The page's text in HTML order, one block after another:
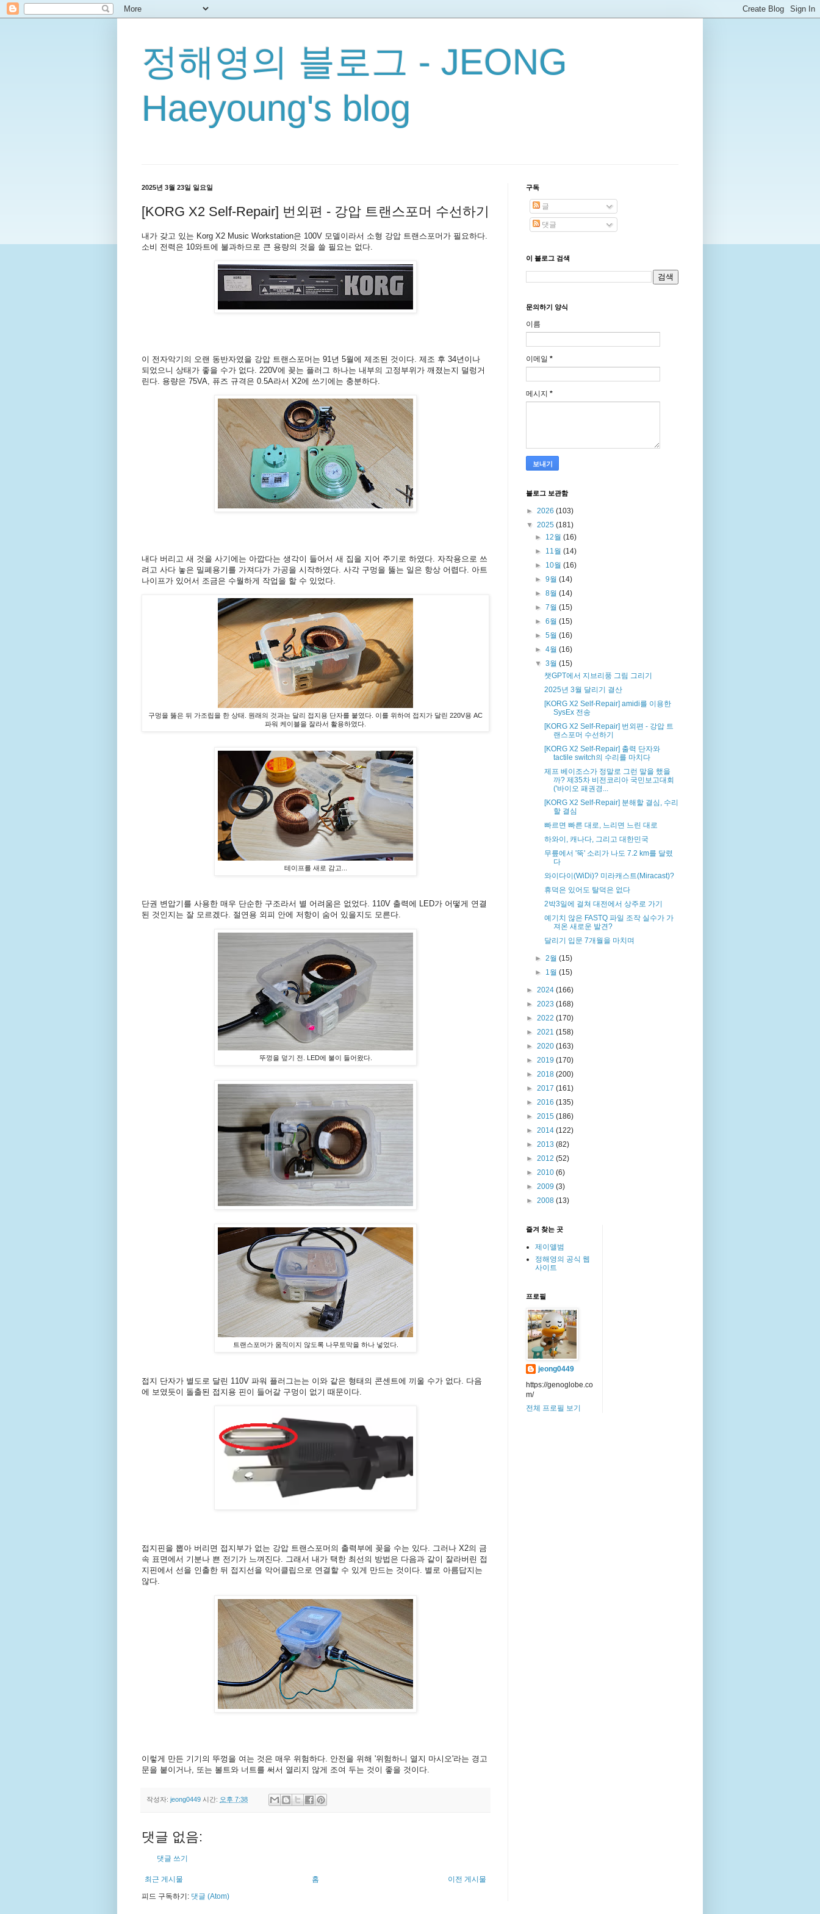
정해영의 블로그 - JEONG
Haeyoung's blog
2025년 3월 23일 일요일
[KORG X2 Self-Repair] 번외편 - 강압 트랜스포머 수선하기
내가 갖고 있는 Korg X2 Music Workstation은 100V 모델이라서 소형 강압 트랜스포머가 필요하다.
소비 전력은 10와트에 불과하므로 큰 용량의 것을 쓸 필요는 없다.
이 전자악기의 오랜 동반자였을 강압 트랜스포머는 91년 5월에 제조된 것이다. 제조 후 34년이나
되었으니 상태가 좋을 수가 없다. 220V에 꽂는 플러그 하나는 내부의 고정부위가 깨졌는지 덜렁거
린다. 용량은 75VA, 퓨즈 규격은 0.5A라서 X2에 쓰기에는 충분하다.
내다 버리고 새 것을 사기에는 아깝다는 생각이 들어서 새 집을 지어 주기로 하였다. 자작용으로 쓰
려고 사다 놓은 밀폐용기를 가져다가 가공을 시작하였다. 사각 구멍을 뚫는 일은 항상 어렵다. 아트
나이프가 있어서 조금은 수월하게 작업을 할 수 있었다.
구멍을 뚫은 뒤 가조립을 한 상태. 원래의 것과는 달리 접지용 단자를 붙였다. 이를 위하여 접지가 달린 220V용 AC
파워 케이블을 잘라서 활용하였다.
테이프를 새로 감고...
단권 변압기를 사용한 매우 단순한 구조라서 별 어려움은 없었다. 110V 출력에 LED가 어떻게 연결
된 것인지는 잘 모르겠다. 절연용 외피 안에 저항이 숨어 있을지도 모른다.
뚜껑을 덮기 전. LED에 불이 들어왔다.
트랜스포머가 움직이지 않도록 나무토막을 하나 넣었다.
접지 단자가 별도로 달린 110V 파워 플러그는는 이와 같은 형태의 콘센트에 끼울 수가 없다. 다음
에 보였듯이 돌출된 접지용 핀이 들어갈 구멍이 없기 때문이다.
접지핀을 뽑아 버리면 접지부가 없는 강압 트랜스포머의 출력부에 꽂을 수는 있다. 그러나 X2의 금
속 표면에서 기분나 쁜 전기가 느껴진다. 그래서 내가 택한 최선의 방법은 다음과 같이 잘라버린 접
지핀에서 선을 인출한 뒤 접지선을 악어클립으로 연결할 수 있게 만드는 것이다. 별로 아름답지는
않다.
이렇게 만든 기기의 뚜껑을 여는 것은 매우 위험하다. 안전을 위해 '위험하니 열지 마시오'라는 경고
문을 붙이거나, 또는 볼트와 너트를 써서 열리지 않게 조여 두는 것이 좋을 것이다.
작성자: jeong0449 시간: 오후 7:38
댓글 없음:
댓글 쓰기
최근 게시물 이전 게시물
홈
피드 구독하기: 댓글 (Atom)
구독
글
댓글
이 블로그 검색
문의하기 양식
이름
이메일 *
메시지 *
블로그 보관함
► 2026 (103)
▼ 2025 (181)
► 12월(16)
► 11월(14)
► 10월(16)
►9월(14)
►8월(14)
►7월(15)
►6월(15)
►5월(16)
►4월(16)
▼3월(15)
챗GPT에서 지브리풍 그림 그리기
2025년 3월 달리기 결산
[KORG X2 Self-Repair] amidi를 이용한
SysEx 전송
[KORG X2 Self-Repair] 번외편 - 강압 트
랜스포머 수선하기
[KORG X2 Self-Repair] 출력 단자와
tactile switch의 수리를 마치다
제프 베이조스가 정말로 그런 말을 했을
까? 제35차 비전코리아 국민보고대회
('바이오 패권경...
[KORG X2 Self-Repair] 분해할 결심, 수리
할 결심
빠르면 빠른 대로, 느리면 느린 대로
하와이, 캐나다, 그리고 대한민국
무릎에서 '뚝' 소리가 나도 7.2 km를 달렸
다
와이다이(WiDi)? 미라캐스트(Miracast)?
휴덕은 있어도 탈덕은 없다
2박3일에 걸쳐 대전에서 상주로 가기
예기치 않은 FASTQ 파일 조작 실수가 가
져온 새로운 발견?
달리기 입문 7개월을 마치며
►2월(15)
► 1월(15)
► 2024 (166)
► 2023 (168)
► 2022 (170)
► 2021 (158)
► 2020 (163)
► 2019 (170)
► 2018 (200)
► 2017 (161)
► 2016 (135)
► 2015 (186)
► 2014 (122)
► 2013 (82)
► 2012 (52)
► 2010 (6)
► 2009 (3)
► 2008 (13)
즐겨 찾는 곳
제이앨범
정해영의 공식 웹
사이트
프로필
jeong0449
https://genoglobe.co
m/
전체 프로필 보기